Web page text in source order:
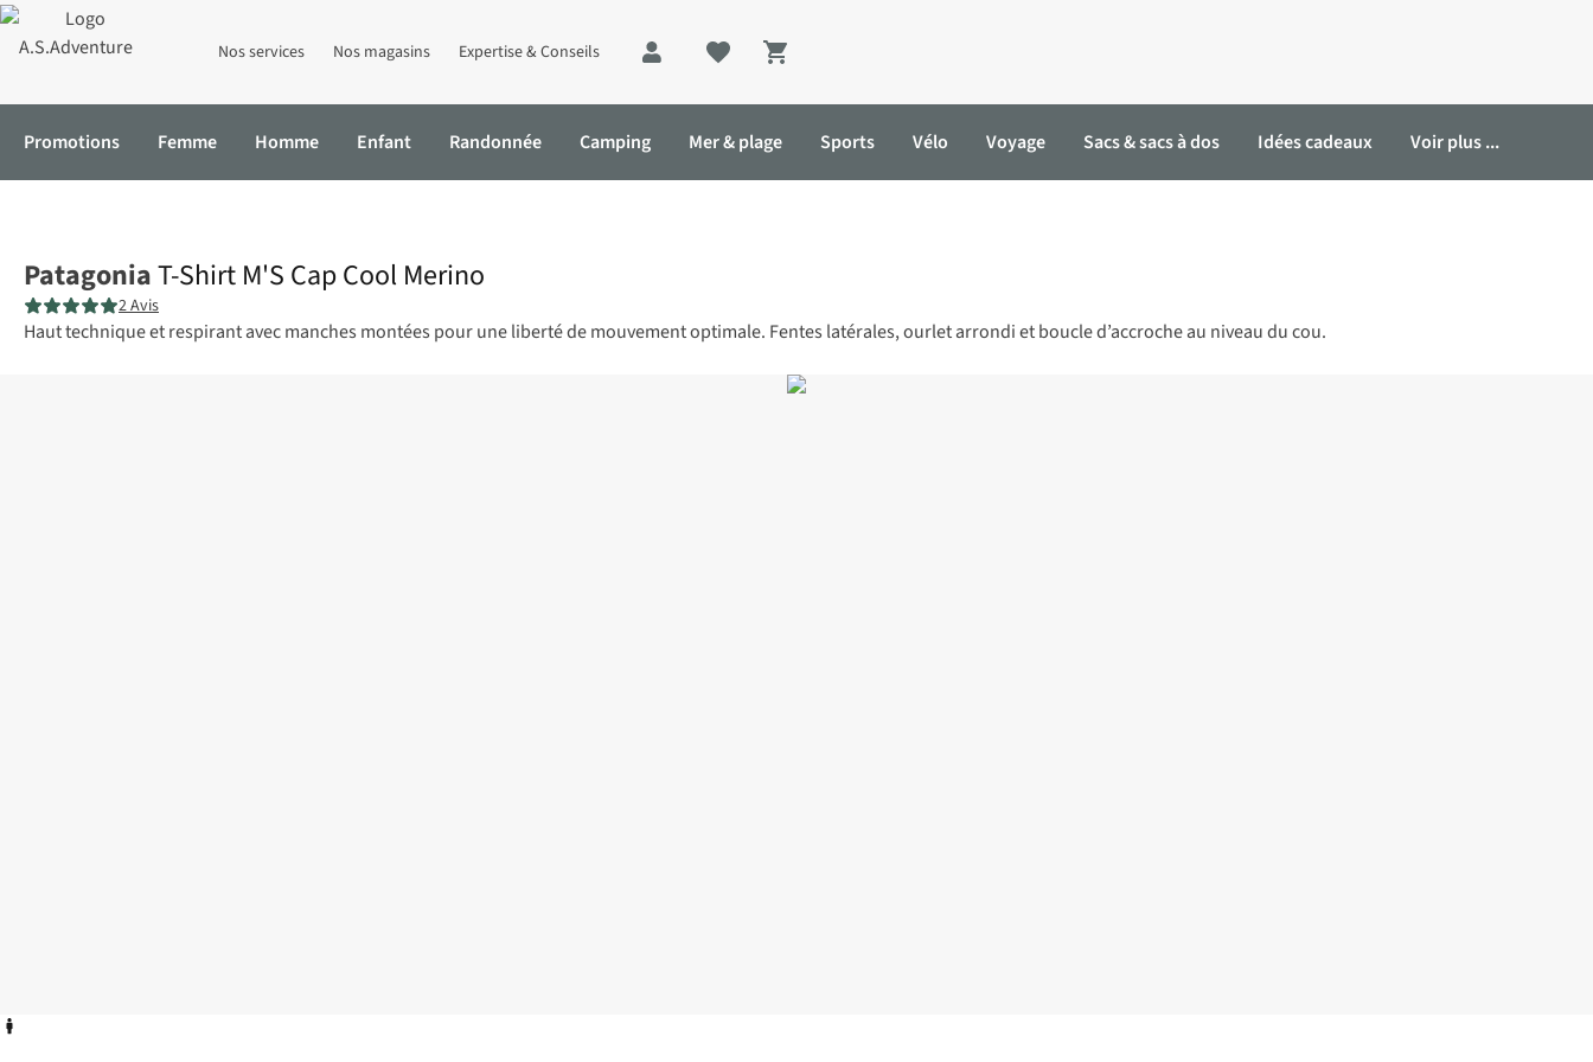
Nos services Nos magasins Expertise & Conseils
Shopping cart
Promotions Femme Homme Enfant Randonnée Camping Mer & plage Sports Vélo Voyage Sacs & sacs à dos Idées cadeaux Voir plus ...
PatagoniaT-Shirt M'S Cap Cool Merino
2 Avis
Haut technique et respirant avec manches montées pour une liberté de mouvement optimale. Fentes latérales, ourlet arrondi et boucle d’accroche au niveau du cou.